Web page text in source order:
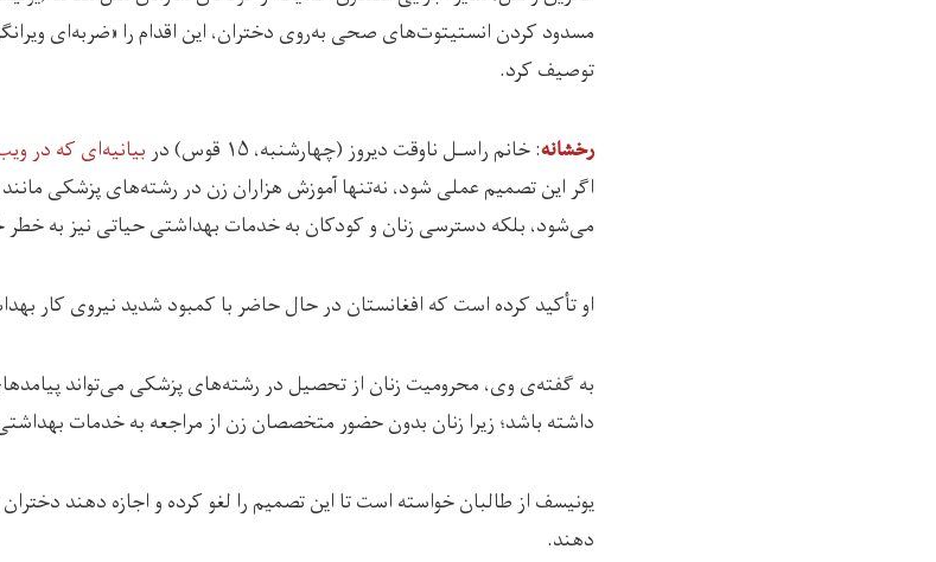
مسدود کردن انستیتوت‌های صحی به‌روی دختران، این اقدام را «ضربه‌ای
توصیف کرد.
رخشانه: خانم راسـل ناوقت دیروز (چهارشنبه، ۱۵ قوس) در بیانیه‌ای که در
اگر این تصمیم عملی شود، نه‌تنها آموزش هزاران زن در رشته‌های پزشکی
می‌شود، بلکه دسترسی زنان و کودکان به خدمات بهداشتی حیاتی نیز به خطر
او تأکید کرده است که افغانستان در حال حاضر با کمبود شدید نیروی کار
به گفته‌ی وی، محرومیت زنان از تحصیل در رشته‌های پزشکی می‌تواند
داشته باشد؛ زیرا زنان بدون حضور متخصصان زن از مراجعه به خدمات
یونیسف از طالبان خواسته است تا این تصمیم را لغو کرده و اجازه دهند
دهند.